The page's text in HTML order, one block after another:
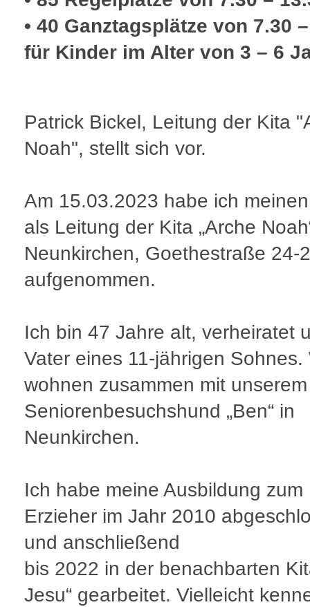
• 40 Ganztagsplätze von 7.30
für Kinder im Alter von 3 – 6
Patrick Bickel, Leitung der Kita
Noah", stellt sich vor.
Am 15.03.2023 habe ich
als Leitung der Kita „Arche
Neunkirchen, Goethestraße 24-
aufgenommen.
Ich bin 47 Jahre alt, verheiratet
Vater eines 11-jährigen Sohnes.
wohnen zusammen mit unserem
Seniorenbesuchshund „Ben“ in
Neunkirchen.
Ich habe meine Ausbildung zum
Erzieher im Jahr 2010
und anschließend
bis 2022 in der benachbarten
Jesu“ gearbeitet. Vielleicht